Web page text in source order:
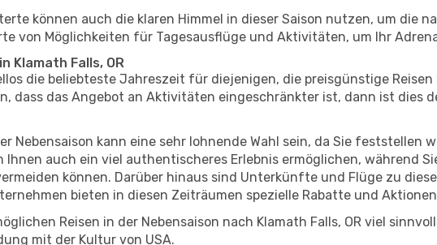
können auch die klaren Himmel in dieser Saison nutzen, um die
von Möglichkeiten für Tagesausflüge und Aktivitäten, um Ihr
Klamath Falls, OR
die beliebteste Jahreszeit für diejenigen, die preisgünstige
dass das Angebot an Aktivitäten eingeschränkter ist, dann ist dies
Nebensaison kann eine sehr lohnende Wahl sein, da Sie
Ihnen auch ein viel authentischeres Erlebnis ermöglichen, während
können. Darüber hinaus sind Unterkünfte und Flüge zu
bieten in diesen Zeiträumen spezielle Rabatte und
Reisen in der Nebensaison nach Klamath Falls, OR viel
mit der Kultur von USA.